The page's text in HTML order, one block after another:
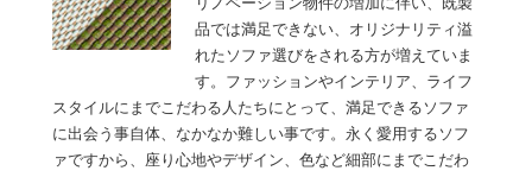
リノベーション物件の増加に伴い、既製
品では満足できない、オリジナリティ溢
れたソファ選びをされる方が増えていま
す。ファッションやインテリア、ライフ
スタイルにまでこだわる人たちにとって、満足できるソファ
に出会う事自体、なかなか難しい事です。永く愛用するソフ
ァですから、座り心地やデザイン、色など細部にまでこだわ